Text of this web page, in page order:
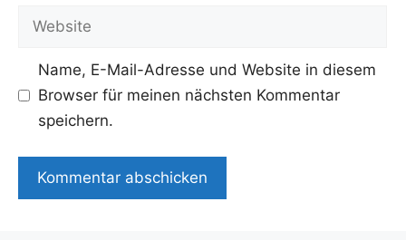
Adresse
Website
Name, E-Mail-Adresse und Website in diesem
Browser für meinen nächsten Kommentar
speichern.